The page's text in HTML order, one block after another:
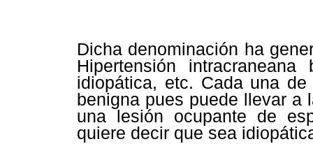
Dicha denominación ha
Hipertensión intracraneana
idiopática, etc. Cada una
benigna pues puede llevar a
una lesión ocupante de
quiere decir que sea